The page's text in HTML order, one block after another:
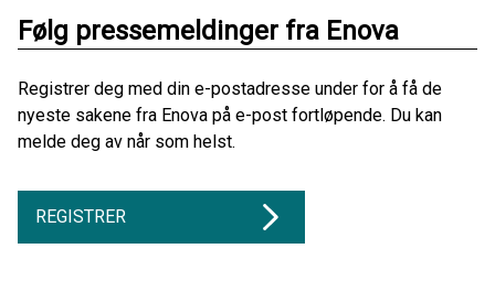
Følg pressemeldinger fra Enova
Registrer deg med din e-postadresse under for å få de
nyeste sakene fra Enova på e-post fortløpende. Du kan
melde deg av når som helst.
REGISTRER